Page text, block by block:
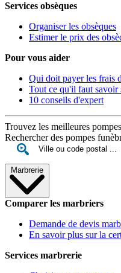
Services obsèques
Organiser les obsèques
Estimer le prix des
Pour vous aider
Qui doit payer les frais
Tout ce qu'il faut savoir
10 conseils d'expert
Trouvez les meilleures
Rechercher des pompes
Marbrerie
Comparer les marbriers
Demande de devis
En savoir plus sur la
Services marbrerie